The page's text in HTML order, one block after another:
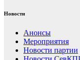
Новости
Анонсы
Мероприятия
Новости партии